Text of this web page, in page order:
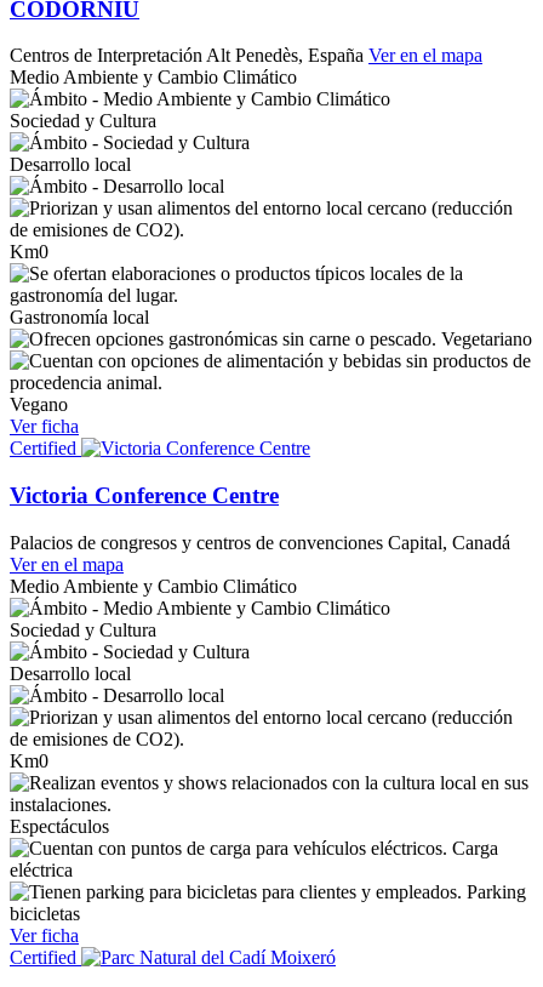
CODORNÍU
Centros de InterpretaciónAlt Penedès, España Ver en el mapa
Medio Ambiente y Cambio Climático
Sociedad y Cultura
Desarrollo local
Km0
Gastronomía local
Vegetariano
Vegano
Ver ficha
Certified
Victoria Conference Centre
Palacios de congresos y centros de convenciones Capital, Canadá
Ver en el mapa
Medio Ambiente y Cambio Climático
Sociedad y Cultura
Desarrollo local
Km0
Espectáculos
Carga
eléctrica
Parking
bicicletas
Ver ficha
Certified